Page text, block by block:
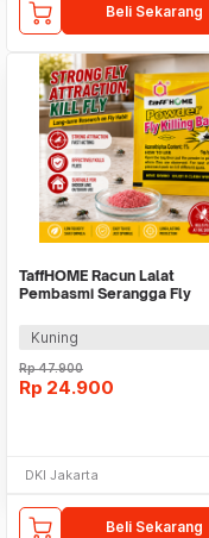
Beli Sekarang
TaffHOME Racun Lalat
Pembasmi Serangga Fly
DH-FKB5
Kuning
Rp47.900
Rp 24.900
DKI Jakarta
Beli Sekarang